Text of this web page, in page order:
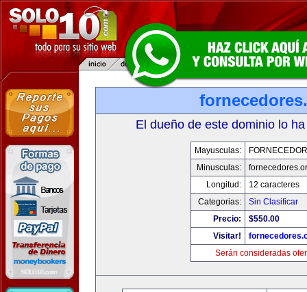
El dueño de este dominio lo
Mayusculas:
Minusculas:
Longitud:
12 caracteres
Categorias:
Sin Clasificar
Precio:
$550.00
Visitar!
Serán consideradas